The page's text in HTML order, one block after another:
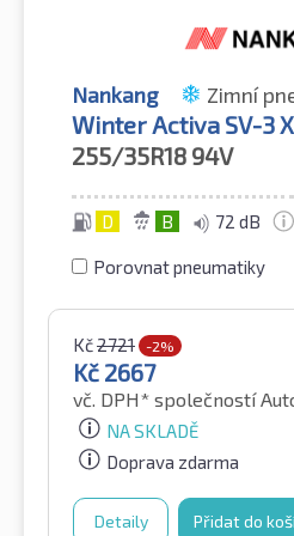
Nankang Zimní
Winter Activa SV-3
255/35R18 94V
D B 72 dB
Porovnat pneumatiky
Kč2721 -2%
Kč 2667
vč. DPH* společností
NA SKLADĚ
Doprava zdarma
Detaily Přidat do